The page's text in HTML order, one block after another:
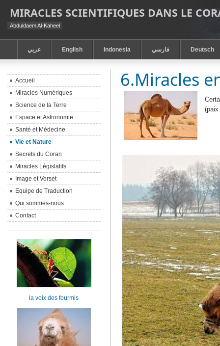
MIRACLES SCIENTIFIQUES DANS LE
Abduldaem Al-Kaheel
عربي English Indonesia فارسي Deutsch
6.Miracles
Accueil
Miracles Numériques
Science de la Terre
Espace et Astronomie
Santé et Médecine
Vie et Nature
Secrets du Coran
Miracles Législatifs
Image et Verset
Equipe de Traduction
Qui sommes-nous
Contact
la voix des fourmis